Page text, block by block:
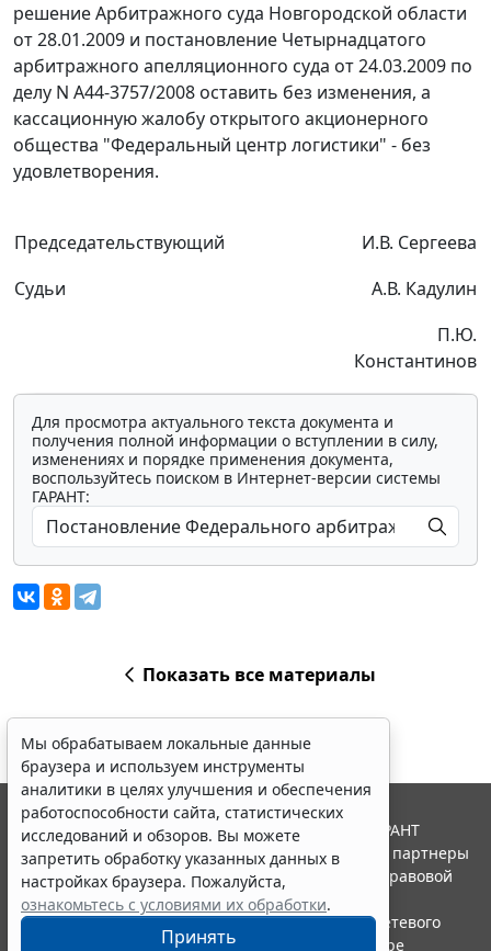
решение Арбитражного суда Новгородской области
от 28.01.2009 и постановление Четырнадцатого
арбитражного апелляционного суда от 24.03.2009 по
делу N А44-3757/2008 оставить без изменения, а
кассационную жалобу открытого акционерного
общества "Федеральный центр логистики" - без
удовлетворения.
Председательствующий
И.В. Сергеева
Судьи
А.В. Кадулин
П.Ю.
Константинов
Для просмотра актуального текста документа и
получения полной информации о вступлении в силу,
изменениях и порядке применения документа,
воспользуйтесь поиском в Интернет-версии системы
ГАРАНТ:
Показать все материалы
Мы обрабатываем локальные данные
браузера и используем инструменты
аналитики в целях улучшения и обеспечения
работоспособности сайта, статистических
исследований и обзоров. Вы можете
запретить обработку указанных данных в
настройках браузера. Пожалуйста,
ознакомьтесь с условиями их обработки.
Принять
© ООО "НПП "ГАРАНТ-СЕРВИС", 2026. Система ГАРАНТ
выпускается с 1990 года. Компания "Гарант" и ее партнеры
являются участниками Российской ассоциации правовой
информации ГАРАНТ.
Портал ГАРАНТ.РУ зарегистрирован в качестве сетевого
издания Федеральной службой по надзору в сфере